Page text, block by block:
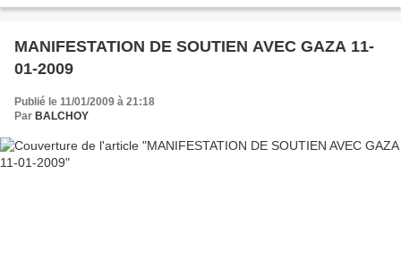
MANIFESTATION DE SOUTIEN AVEC GAZA 11-
01-2009
Publié le 11/01/2009 à 21:18
Par BALCHOY